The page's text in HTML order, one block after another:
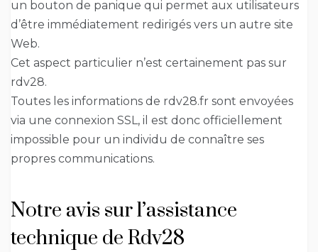
un bouton de panique qui permet aux utilisateurs
d’être immédiatement redirigés vers un autre site
Web.
Cet aspect particulier n’est certainement pas sur
rdv28.
Toutes les informations de rdv28.fr sont envoyées
via une connexion SSL, il est donc officiellement
impossible pour un individu de connaître ses
propres communications.
Notre avis sur l’assistance
technique de Rdv28